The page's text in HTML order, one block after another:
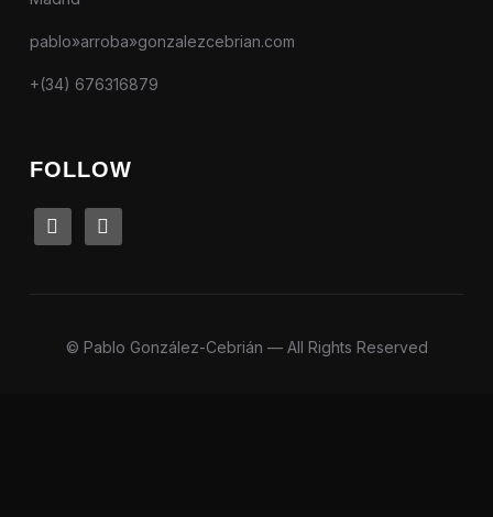
pablo»arroba»gonzalezcebrian.com
+(34) 676316879
FOLLOW
linkedin instagram
© Pablo González-Cebrián — All Rights Reserved